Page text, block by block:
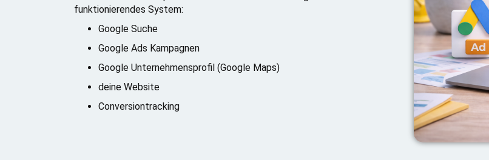
funktionierendes System:
Google Suche
Google Ads Kampagnen
Google Unternehmensprofil (Google Maps)
deine Website
Conversiontracking